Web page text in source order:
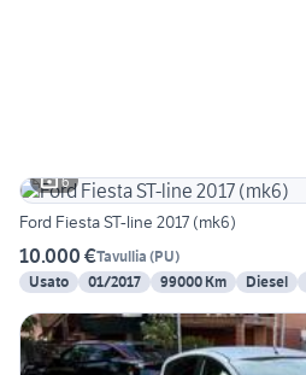
6
Ford Fiesta ST-line 2017 (mk6)
10.000 €Tavullia (PU)
Usato
01/2017 99000 Km Diesel